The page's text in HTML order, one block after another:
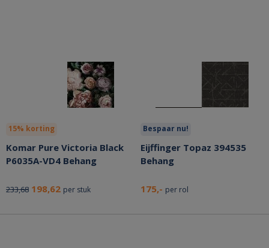
15% korting
Komar Pure Victoria Black
P6035A-VD4 Behang
233,68 198,62 per stuk
Bespaar nu!
Eijffinger Topaz 394535
Behang
175,- per rol